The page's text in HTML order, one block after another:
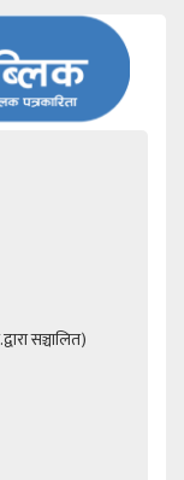
सञ्चालित)